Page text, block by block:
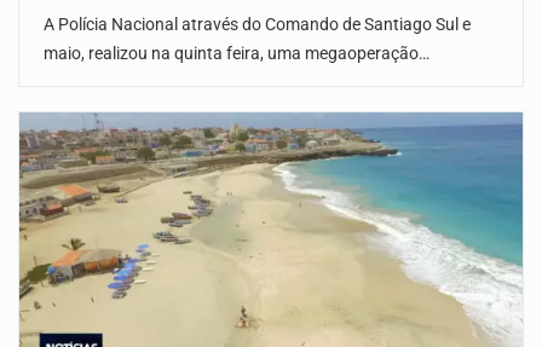
A Polícia Nacional através do Comando de Santiago Sul e
maio, realizou na quinta feira, uma megaoperação…